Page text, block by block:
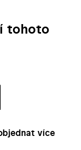
tohoto
více